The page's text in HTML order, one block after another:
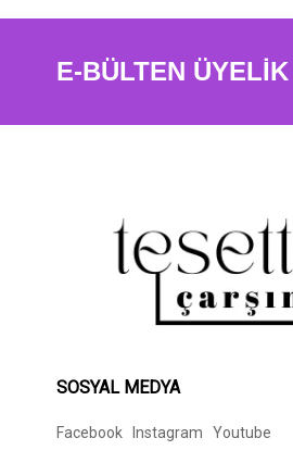
E-BÜLTEN ÜYELİK
SOSYAL MEDYA
Facebook Instagram Youtube